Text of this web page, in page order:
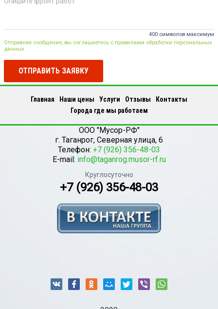
400 символов максимум
Отправляя сообщение, вы соглашаетесь с правилами обработки персональных
данных
ОТПРАВИТЬ ЗАЯВКУ
Главная Наши цены Услуги Отзывы
Контакты
Города где мы работаем
ООО "Мусор-РФ"
г. Таганрог, Северная улица, 6
Телефон: +7 (926) 356-48-03
E-mail: info@taganrog.musor-rf.ru
Круглосуточно
+7 (926) 356-48-03